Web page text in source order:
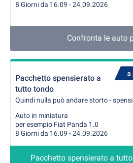
8 Giorni da 16.09 - 24.09.2026
Confronta le auto
a
Pacchetto spensierato a
tutto tondo
Quindi nulla può andare storto -
Auto in miniatura
per esempio Fiat Panda 1.0
8 Giorni da 16.09 - 24.09.2026
Pacchetto spensierato a